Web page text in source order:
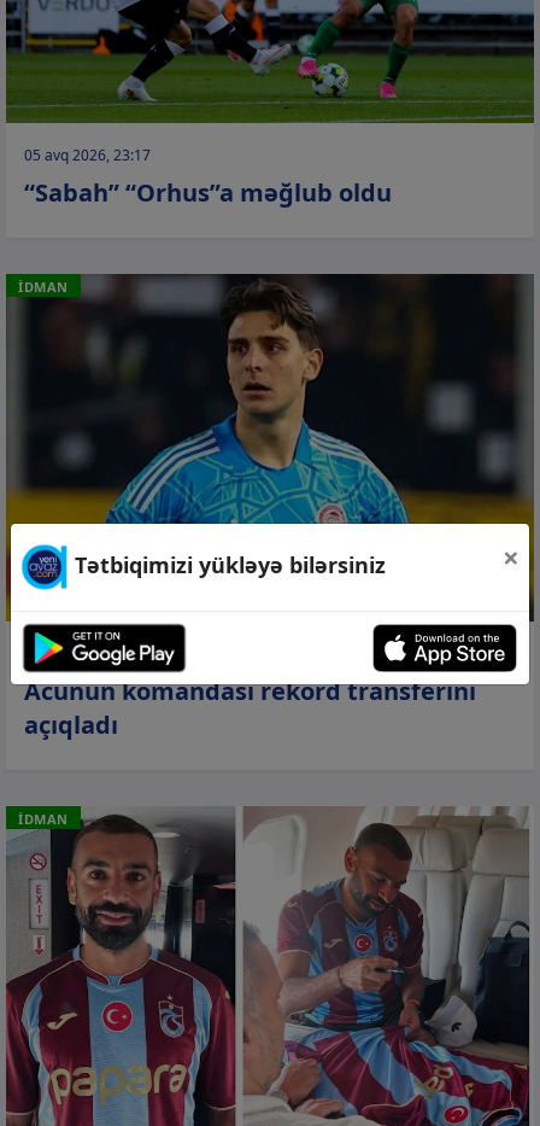
05 avq 2026, 23:17
“Sabah” “Orhus”a məğlub oldu
İDMAN
05 avq 2026, 17:42
Acunun komandası rekord transferini
açıqladı
İDMAN
Tətbiqimizi yükləyə bilərsiniz ×